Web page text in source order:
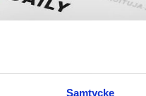
Samtycke